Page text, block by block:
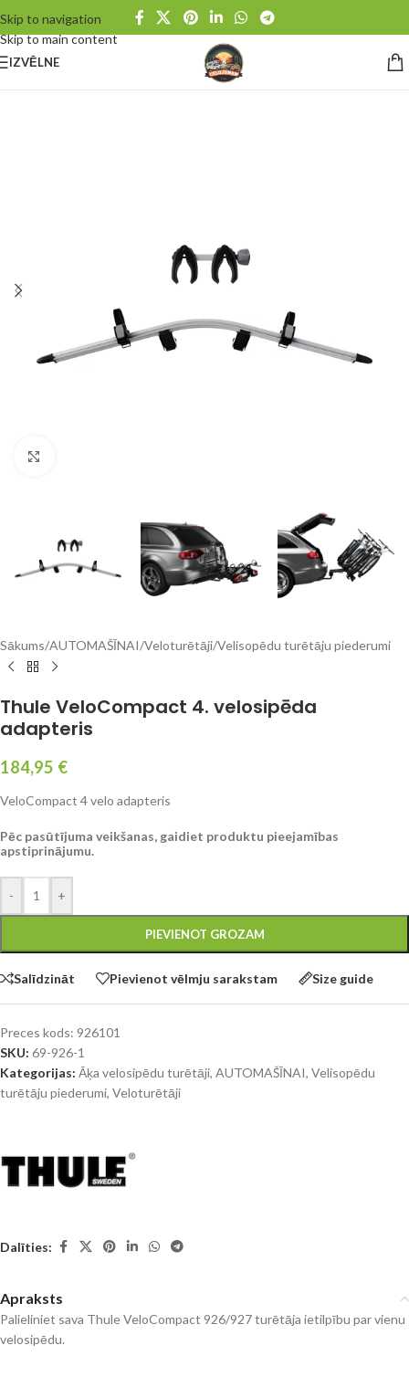
Skip to navigation
Skip to main content
IZVĒLNE
Sākums/AUTOMAŠĪNAI/Veloturētāji/Velisopēdu turētāju piederumi
Thule VeloCompact 4. velosipēda
adapteris
184,95 €
VeloCompact 4 velo adapteris
Pēc pasūtījuma veikšanas, gaidiet produktu pieejamības
apstiprinājumu.
- +
PIEVIENOT GROZAM
Salīdzināt Pievienot vēlmju sarakstam Size guide
Preces kods: 926101
SKU: 69-926-1
Kategorijas: Āķa velosipēdu turētāji, AUTOMAŠĪNAI, Velisopēdu
turētāju piederumi, Veloturētāji
Dalīties:
Apraksts
Palieliniet sava Thule VeloCompact 926/927 turētāja ietilpību par vienu
velosipēdu.